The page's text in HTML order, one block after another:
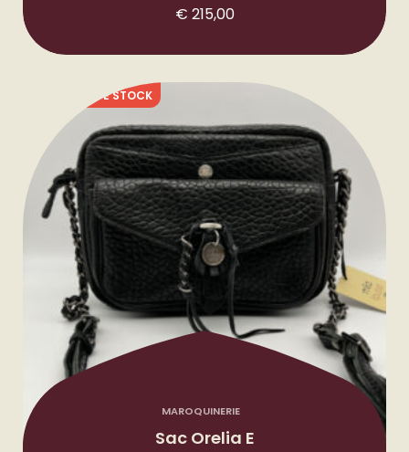
€ 215,00
RUPTURE DE STOCK
MAROQUINERIE
Sac Orelia E